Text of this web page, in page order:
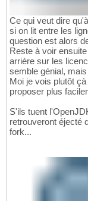
Ce qui veut dire
si on lit entre les
question est alors
Reste à voir
arrière sur les
semble génial,
Moi je vois plutôt
proposer plus
S'ils tuent
retrouveront éjecté
fork...